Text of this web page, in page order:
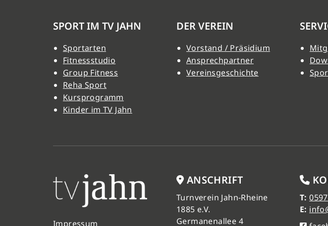
SPORT IM TV JAHN
Sportarten
Fitnessstudio
Group Fitness
Reha Sport
Kursprogramm
Kinder im TV Jahn
DER VEREIN
Vorstand / Präsidium
Ansprechpartner
Vereinsgeschichte
Impressum
ANSCHRIFT
Turnverein Jahn-Rheine
1885 e.V.
Germanenallee 4
T:
E: